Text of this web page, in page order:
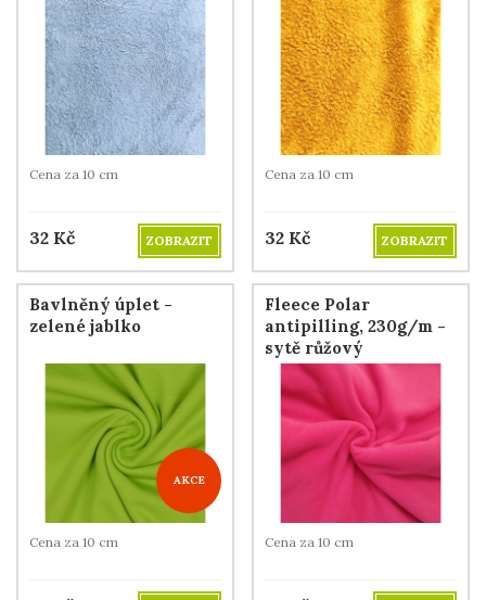
Cena za 10 cm
32 Kč ZOBRAZIT
Cena za 10 cm
32 Kč ZOBRAZIT
Bavlněný úplet -
zelené jablko
AKCE
Cena za 10 cm
Fleece Polar
antipilling, 230g/m -
sytě růžový
Cena za 10 cm